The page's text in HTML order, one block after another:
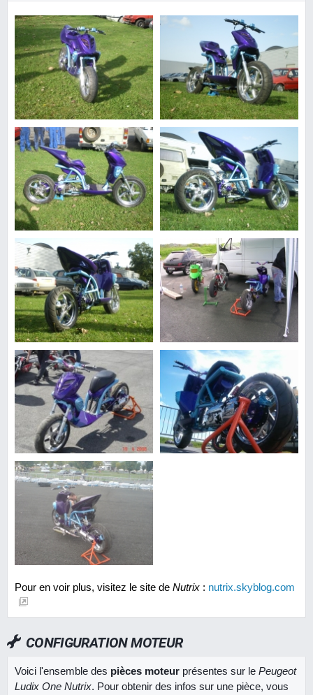
Pour en voir plus, visitez le site de Nutrix : nutrix.skyblog.com
CONFIGURATION MOTEUR
Voici l'ensemble des pièces moteur présentes sur le Peugeot
Ludix One Nutrix. Pour obtenir des infos sur une pièce, vous